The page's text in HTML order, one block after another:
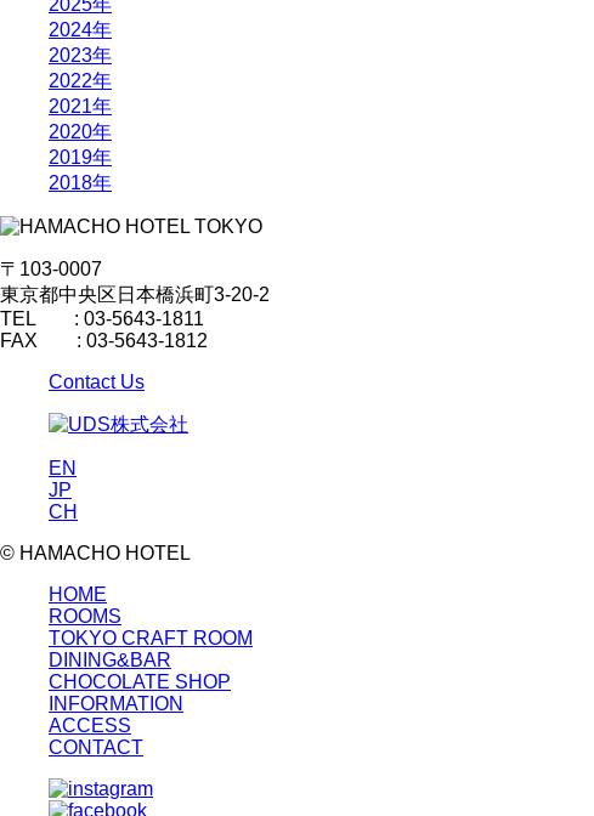
2024年
2023年
2022年
2021年
2020年
2019年
2018年
〒103-0007
東京都中央区日本橋浜町3-20-2
TEL : 03-5643-1811
FAX : 03-5643-1812
Contact Us
EN
JP
CH
© HAMACHO HOTEL
HOME
ROOMS
TOKYO CRAFT ROOM
DINING&BAR
CHOCOLATE SHOP
INFORMATION
ACCESS
CONTACT